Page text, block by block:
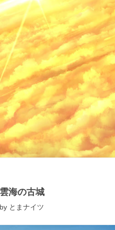
雲海の古城
by とまナイツ